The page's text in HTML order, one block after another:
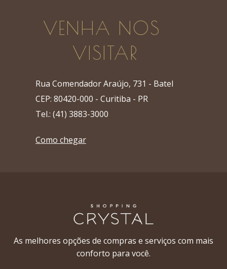
VENHA NOS
VISITAR
Rua Comendador Araújo, 731 - Batel
CEP: 80420-000 - Curitiba - PR
Tel.: (41) 3883-3000
Como chegar
As melhores opções de compras e serviços com mais
conforto para você.